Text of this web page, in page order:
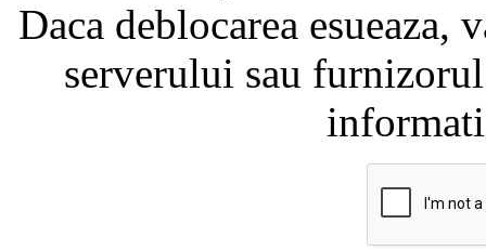
Daca deblocarea
serverului sau